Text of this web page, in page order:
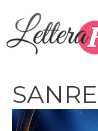
contenuto